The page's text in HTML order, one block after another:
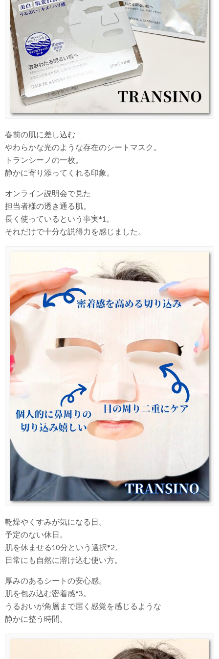
春前の肌に差し込む
やわらかな光のような存在のシートマスク。
トランシーノの一枚。
静かに寄り添ってくれる印象。
オンライン説明会で見た
担当者様の透き通る肌。
長く使っているという事実*1。
それだけで十分な説得力を感じました。
乾燥やくすみが気になる日。
予定のない休日。
肌を休ませる10分という選択*2。
日常にも自然に溶け込む使い方。
厚みのあるシートの安心感。
肌を包み込む密着感*3。
うるおいが角層まで届く感覚を感じるような
静かに整う時間。